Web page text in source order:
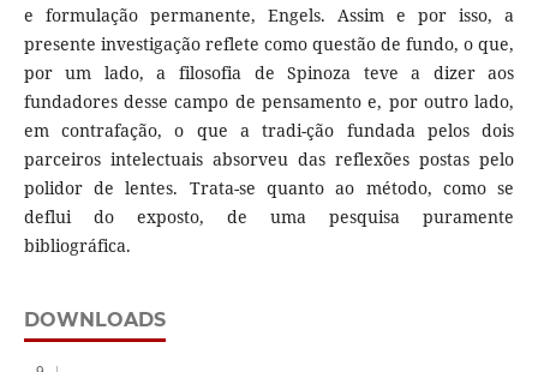
e formulação permanente, Engels. Assim e por isso, a
presente investigação reflete como questão de fundo, o que,
por um lado, a filosofia de Spinoza teve a dizer aos
fundadores desse campo de pensamento e, por outro lado,
em contrafação, o que a tradi-ção fundada pelos dois
parceiros intelectuais absorveu das reflexões postas pelo
polidor de lentes. Trata-se quanto ao método, como se
deflui do exposto, de uma pesquisa puramente
bibliográfica.
DOWNLOADS